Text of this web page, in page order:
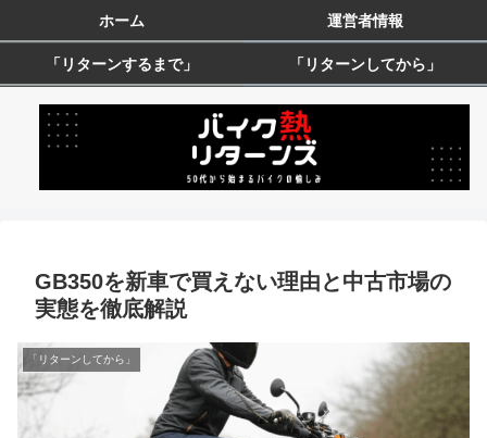
ホーム 運営者情報
「リターンするまで」 「リターンしてから」
GB350を新車で買えない理由と中古市場の
実態を徹底解説
「リターンしてから」